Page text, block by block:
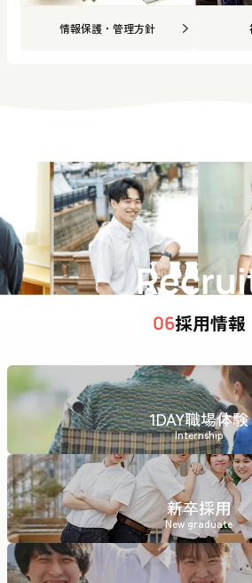
情報保護・管理方針
06採用情報
1DAY職場体験
Internship
新卒採用
New graduate